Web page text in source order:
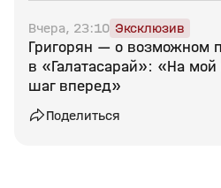
Вчера, 23:10 Эксклюзив
Григорян — о возможном
в «Галатасарай»: «На мой
шаг вперед»
Поделиться